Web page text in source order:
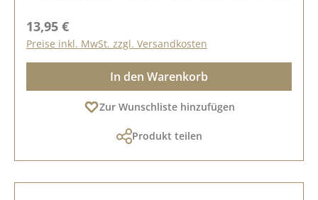
Regulärer Preis:
13,95 €
Preise inkl. MwSt. zzgl. Versandkosten
In den Warenkorb
Zur Wunschliste hinzufügen
Produkt teilen